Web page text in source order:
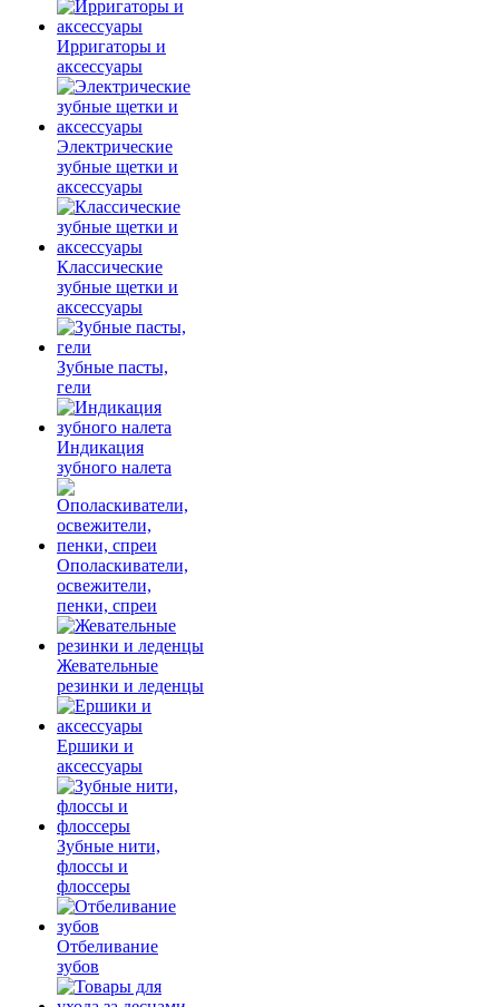
Ирригаторы и
аксессуары
Электрические
зубные щетки и
аксессуары
Классические
зубные щетки и
аксессуары
Зубные пасты,
гели
Индикация
зубного налета
Ополаскиватели,
освежители,
пенки, спреи
Жевательные
резинки и леденцы
Ершики и
аксессуары
Зубные нити,
флоссы и
флоссеры
Отбеливание
зубов